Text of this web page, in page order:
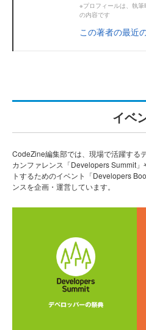
※プロフィールは、執
の内容です
この著者の最近
イベ
CodeZine編集部では、現場で活躍する
カンファレンス「Developers Summit
トするためのイベント「Developers
ンスを企画・運営しています。